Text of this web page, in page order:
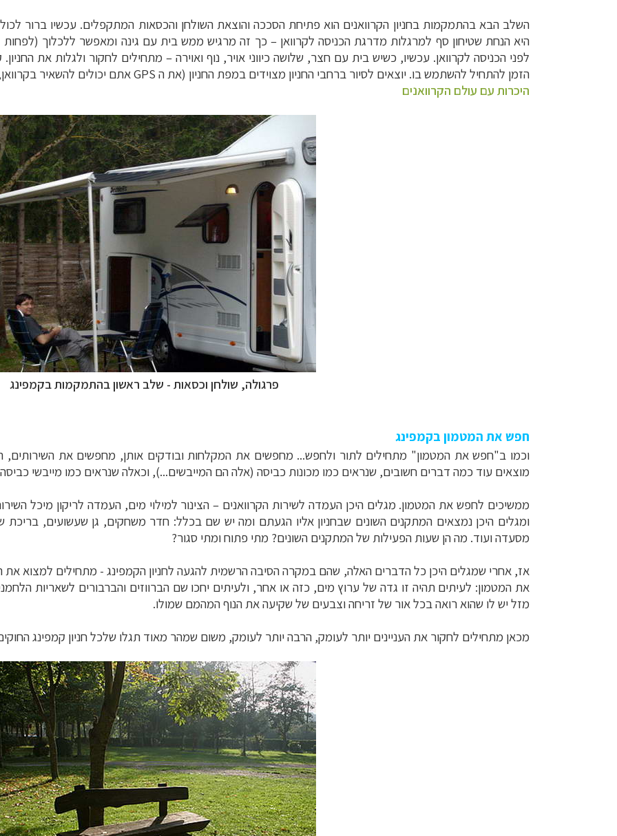
השלב הבא בהתמקמות בחניון הקרוואנים הוא פתיחת הסככה והוצאת השולחן והכסאות המתקפלים. עכשיו ברור
היא הנחת שטיחון סף למרגלות מדרגת הכניסה לקרוואן– כך זה מרגיש ממש בית עם גינה ומאפשר ללכלוך
לפני הכניסה לקרוואן. עכשיו, כשיש בית עם חצר, שלושה כיווני אויר, נוף ואוירה – מתחילים לחקור ולגלות את
הזמן להתחיל להשתמש בו. יוצאים לסיור ברחבי החניון מצוידים במפת החניון (את ה GPSאתם יכולים להשאיר
היכרות עם עולם הקרוואנים
פרגולה, שולחן וכסאות - שלב ראשון בהתמקמות בקמפינג
חפש את המטמון בקמפינג
וכמו ב"חפש את המטמון" מתחילים לתור ולחפש... מחפשים את המקלחות ובודקים אותן, מחפשים את
מוצאים עוד כמה דברים חשובים, שנראים כמו מכונות כביסה (אלה הם המייבשים...), וכאלה שנראים כמו מייבשי כביסה
ממשיכים לחפש את המטמון. מגלים היכן העמדה לשירות הקרוואנים –הצינור למילוי מים, העמדה לריקון מיכל
ומגלים היכן נמצאים המתקנים השונים שבחניון אליו הגעתם ומה יש שם בכלל: חדר משחקים, גן שעשועים,
מסעדה ועוד. מה הן שעות הפעילות של המתקנים השונים? מתי פתוח ומתי סגור?
אז, אחרי שמגלים היכן כל הדברים האלה, שהם במקרה הסיבה הרשמית להגעה לחניון הקמפינג - מתחילים למצוא את
את המטמון: לעיתים תהיה זו גדה של ערוץ מים, כזה או אחר, ולעיתים יחכו שם הברווזים והברבורים לשאריות
מזל יש לו שהוא רואה בכל אור של זריחה וצבעים של שקיעה את הנוף המהמם שמולו.
מכאן מתחילים לחקור את העניינים יותר לעומק, הרבה יותר לעומק, משום שמהר מאוד תגלו שלכל חניון קמפינג החוקים